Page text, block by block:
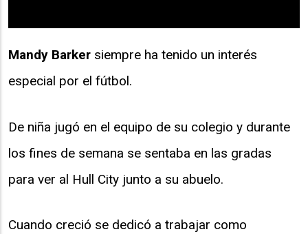
Mandy Barker siempre ha tenido un interés
especial por el fútbol.
De niña jugó en el equipo de su colegio y durante
los fines de semana se sentaba en las gradas
para ver al Hull City junto a su abuelo.
Cuando creció se dedicó a trabajar como